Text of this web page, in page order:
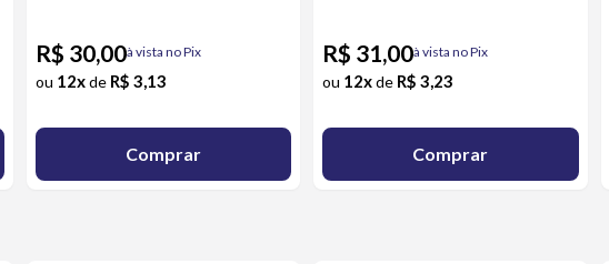
R$ 30,00à vista no Pix
ou 12xde R$ 3,13
Comprar
R$ 31,00à vista no Pix
ou 12xde R$ 3,23
Comprar